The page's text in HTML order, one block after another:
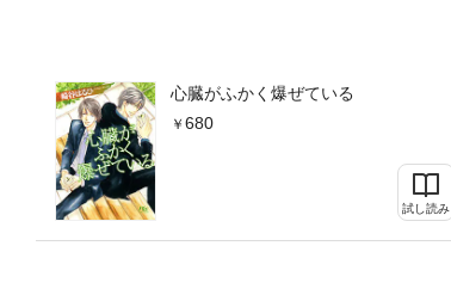
心臓がふかく爆ぜている
680
試し読み